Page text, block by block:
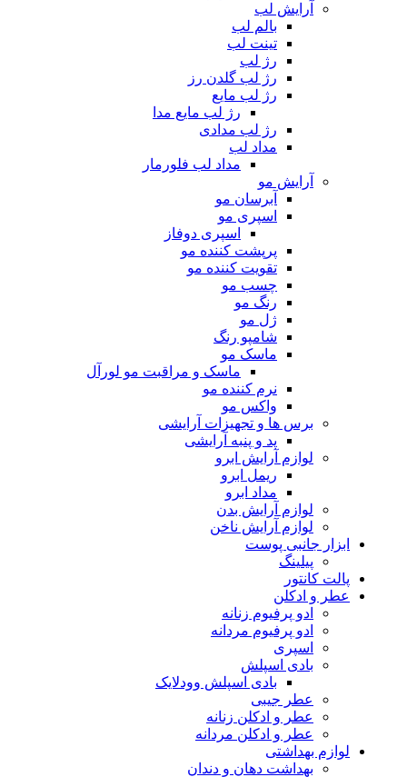
آرایش لب
بالم لب
تینت لب
رژ لب
رژ لب گلدن رز
رژ لب مایع
رژ لب مایع مدا
رژ لب مدادی
مداد لب
مداد لب فلورمار
آرایش مو
آبرسان مو
اسپری مو
اسپری دوفاز
پرپشت کننده مو
تقویت کننده مو
چسب مو
رنگ مو
ژل مو
شامپو رنگ
ماسک مو
ماسک و مراقبت مو لورآل
نرم کننده مو
واکس مو
برس ها و تجهیزات آرایشی
پد و پنبه آرایشی
لوازم آرایش ابرو
ریمل ابرو
مداد ابرو
لوازم آرایش بدن
لوازم آرایش ناخن
ابزار جانبی پوست
پیلینگ
پالت کانتور
عطر و ادکلن
ادو پرفیوم زنانه
ادو پرفیوم مردانه
اسپری
بادی اسپلش
بادی اسپلش وودلایک
عطر جیبی
عطر و ادکلن زنانه
عطر و ادکلن مردانه
لوازم بهداشتی
بهداشت دهان و دندان